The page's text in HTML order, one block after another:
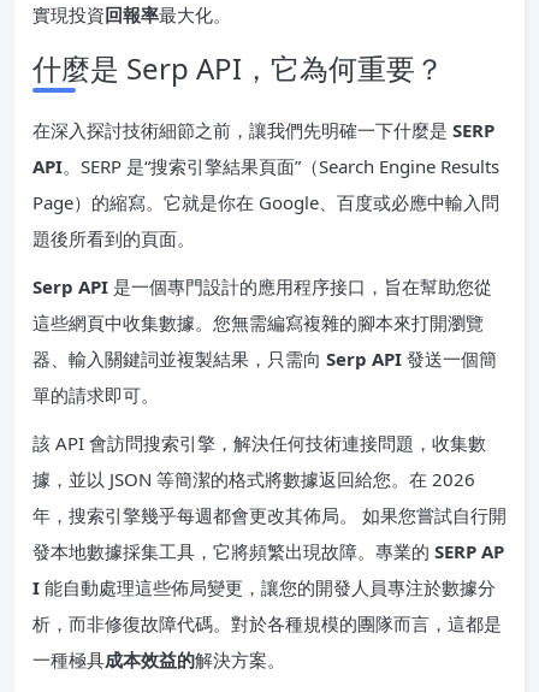
實現投資回報率最大化。
什麼是 Serp API，它為何重要？
在深入探討技術細節之前，讓我們先明確一下什麼是 SERP
API。SERP 是“搜索引擎結果頁面”（Search Engine Results
Page）的縮寫。它就是你在 Google、百度或必應中輸入問
題後所看到的頁面。
Serp API 是一個專門設計的應用程序接口，旨在幫助您從
這些網頁中收集數據。您無需編寫複雜的腳本來打開瀏覽
器、輸入關鍵詞並複製結果，只需向 Serp API 發送一個簡
單的請求即可。
該 API 會訪問搜索引擎，解決任何技術連接問題，收集數
據，並以 JSON 等簡潔的格式將數據返回給您。在 2026
年，搜索引擎幾乎每週都會更改其佈局。 如果您嘗試自行開
發本地數據採集工具，它將頻繁出現故障。專業的 SERP AP
I 能自動處理這些佈局變更，讓您的開發人員專注於數據分
析，而非修復故障代碼。對於各種規模的團隊而言，這都是
一種極具成本效益的解決方案。